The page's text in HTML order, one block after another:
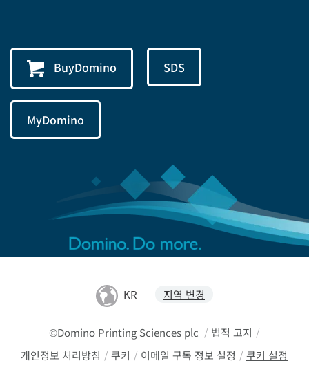
BuyDomino SDS
MyDomino
KR 지역 변경
©Domino Printing Sciences plc / 법적 고지 /
개인정보 처리방침 /쿠키 / 이메일 구독 정보 설정 /쿠키 설정